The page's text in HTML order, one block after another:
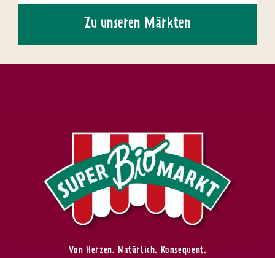
Zu unseren Märkten
Von Herzen. Natürlich. Konsequent.